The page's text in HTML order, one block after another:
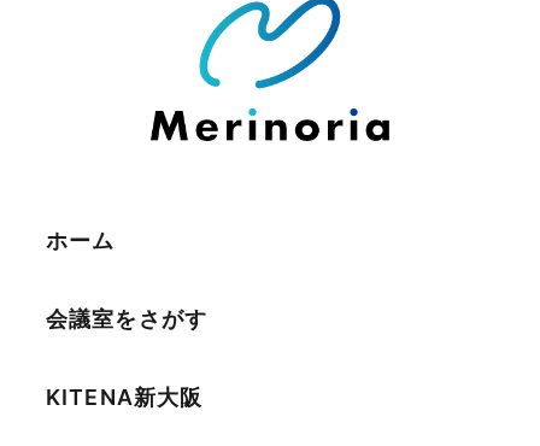
ホーム
会議室をさがす
KITENA新大阪